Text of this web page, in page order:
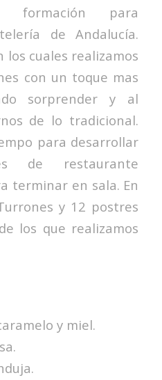
formación para
de Andalucía.
los cuales realizamos
con un toque mas
sorprender y al
de lo tradicional.
para desarrollar
de restaurante
terminar en sala. En
y 12 postres
los que realizamos
y miel.